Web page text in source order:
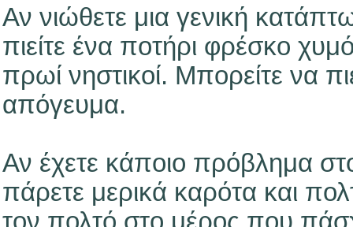
Αν νιώθετε μια γενική
πιείτε ένα ποτήρι φρέσκο
πρωί νηστικοί. Μπορείτε να
απόγευμα.
Αν έχετε κάποιο πρόβλημα
πάρετε μερικά καρότα και